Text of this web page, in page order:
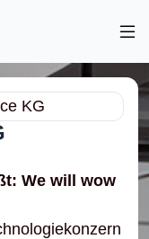
We will wow